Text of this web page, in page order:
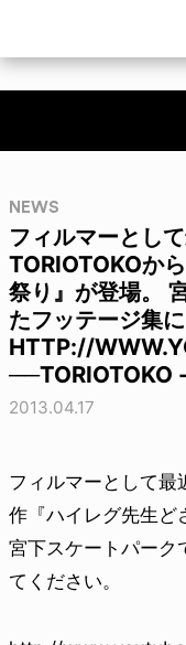
NEWS
フィルマーとし
TORIOTOKOか
祭り』が登場。
たフッテージ集
HTTP://
──TORIOTOKO
2013.04.17
フィルマーとして最
作『ハイレグ先生ど
宮下スケートパーク
てください。